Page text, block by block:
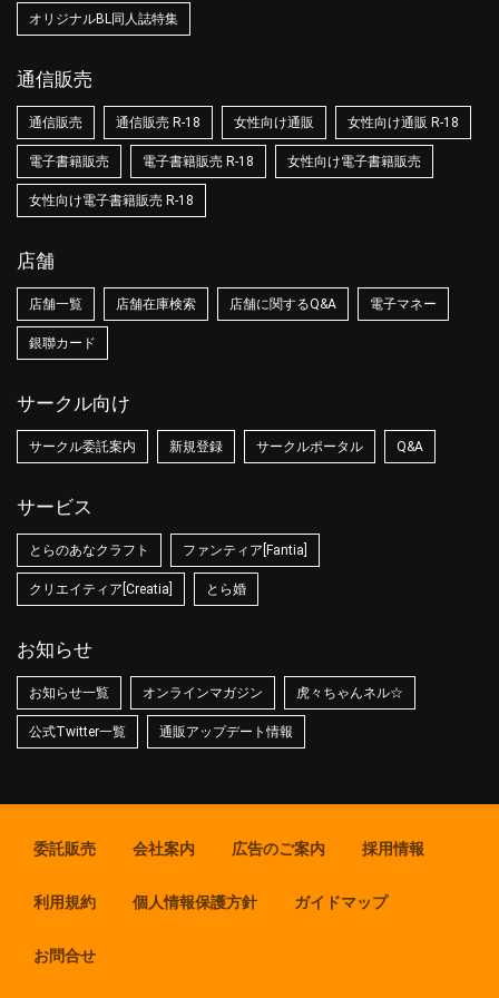
オリジナルBL同人誌特集
通信販売
通信販売 通信販売 R-18 女性向け通販 女性向け通販 R-18
電子書籍販売 電子書籍販売 R-18 女性向け電子書籍販売
女性向け電子書籍販売 R-18
店舗
店舗一覧 店舗在庫検索 店舗に関するQ&A 電子マネー
銀聯カード
サークル向け
サークル委託案内 新規登録 サークルポータル Q&A
サービス
とらのあなクラフト ファンティア[Fantia]
クリエイティア[Creatia] とら婚
お知らせ
お知らせ一覧 オンラインマガジン 虎々ちゃんネル☆
公式Twitter一覧 通販アップデート情報
委託販売 会社案内 広告のご案内 採用情報
利用規約 個人情報保護方針 ガイドマップ
お問合せ